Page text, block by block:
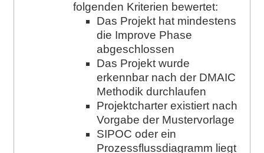
folgenden Kriterien bewertet:
Das Projekt hat mindestens
die Improve Phase
abgeschlossen
Das Projekt wurde
erkennbar nach der DMAIC
Methodik durchlaufen
Projektcharter existiert nach
Vorgabe der Mustervorlage
SIPOC oder ein
Prozessflussdiagramm liegt